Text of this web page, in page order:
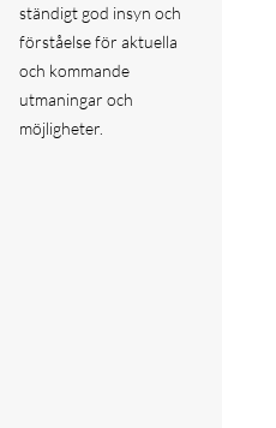
ständigt god insyn och
förståelse för aktuella
och kommande
utmaningar och
möjligheter.